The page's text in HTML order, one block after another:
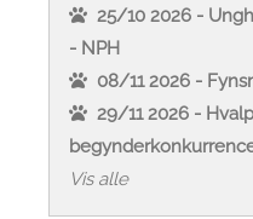
25/10 2026 -
- NPH
08/11 2026 -
29/11 2026 -
Vis alle